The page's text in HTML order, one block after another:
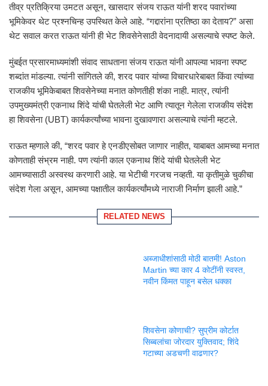
तीव्र प्रतिक्रिया उमटत असून, खासदार संजय राऊत यांनी शरद पवारांच्या
भूमिकेवर थेट प्रश्नचिन्ह उपस्थित केले आहे. “गद्दारांना प्रतिष्ठा का देताय?” असा
थेट सवाल करत राऊत यांनी ही भेट शिवसेनेसाठी वेदनादायी असल्याचे स्पष्ट केले.
मुंबईत प्रसारमाध्यमांशी संवाद साधताना संजय राऊत यांनी आपल्या भावना स्पष्ट
शब्दांत मांडल्या. त्यांनी सांगितले की, शरद पवार यांच्या विचारधारेबाबत किंवा त्यांच्या
राजकीय भूमिकेबाबत शिवसेनेच्या मनात कोणतीही शंका नाही. मात्र, त्यांनी
उपमुख्यमंत्री एकनाथ शिंदे यांची घेतलेली भेट आणि त्यातून गेलेला राजकीय संदेश
हा शिवसेना (UBT) कार्यकर्त्यांच्या भावना दुखावणारा असल्याचे त्यांनी म्हटले.
राऊत म्हणाले की, “शरद पवार हे एनडीएसोबत जाणार नाहीत, याबाबत आमच्या मनात
कोणताही संभ्रम नाही. पण त्यांनी काल एकनाथ शिंदे यांची घेतलेली भेट
आमच्यासाठी अस्वस्थ करणारी आहे. या भेटीची गरजच नव्हती. या कृतीमुळे चुकीचा
संदेश गेला असून, आमच्या पक्षातील कार्यकर्त्यांमध्ये नाराजी निर्माण झाली आहे.”
RELATED NEWS
अब्जाधीशांसाठी मोठी बातमी! Aston
Martin च्या कार 4 कोटींनी स्वस्त,
नवीन किंमत पाहून बसेल धक्का
शिवसेना कोणाची? सुप्रीम कोर्टात
सिब्बलांचा जोरदार युक्तिवाद; शिंदे
गटाच्या अडचणी वाढणार?